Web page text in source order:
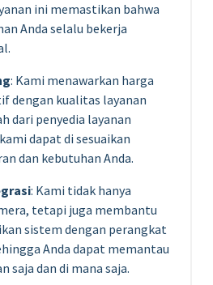
ini memastikan bahwa
Anda selalu bekerja
: Kami menawarkan harga
dengan kualitas layanan
dari penyedia layanan
dapat di sesuaikan
dan kebutuhan Anda.
: Kami tidak hanya
tetapi juga membantu
sistem dengan perangkat
Anda dapat memantau
saja dan di mana saja.